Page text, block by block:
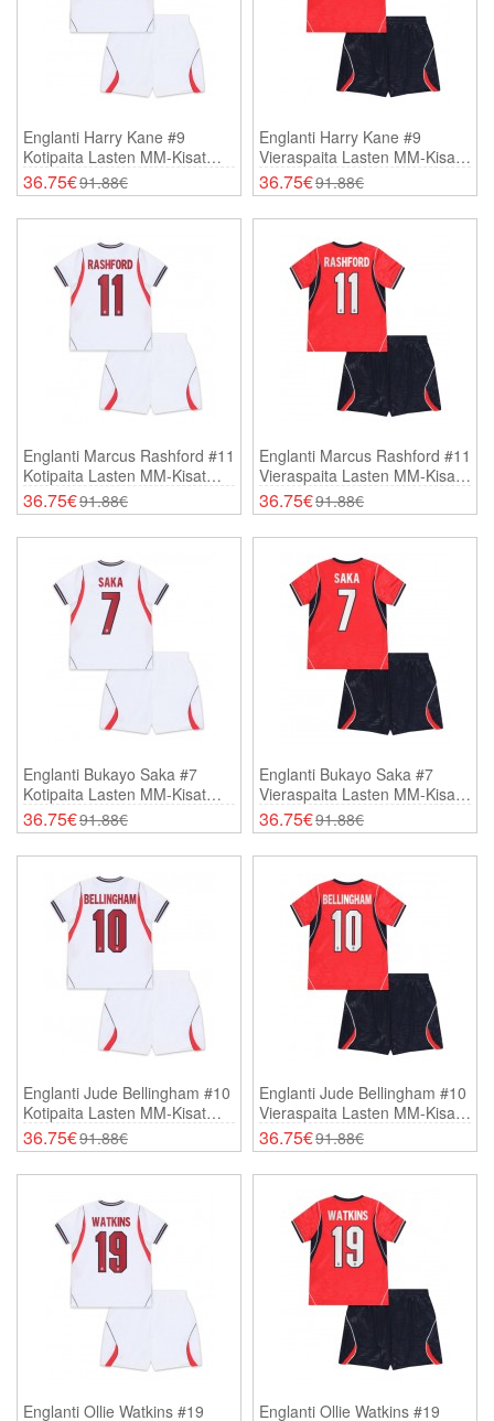
Englanti Harry Kane #9
Kotipaita Lasten MM-Kisat
2026 Lyhythihainen (+
Shortsit)
36.75€91.88€
Englanti Harry Kane #9
Vieraspaita Lasten MM-Kisat
2026 Lyhythihainen (+
Shortsit)
36.75€91.88€
Englanti Marcus Rashford #11
Kotipaita Lasten MM-Kisat
2026 Lyhythihainen (+
Shortsit)
36.75€91.88€
Englanti Marcus Rashford #11
Vieraspaita Lasten MM-Kisat
2026 Lyhythihainen (+
Shortsit)
36.75€91.88€
Englanti Bukayo Saka #7
Kotipaita Lasten MM-Kisat
2026 Lyhythihainen (+
Shortsit)
36.75€91.88€
Englanti Bukayo Saka #7
Vieraspaita Lasten MM-Kisat
2026 Lyhythihainen (+
Shortsit)
36.75€91.88€
Englanti Jude Bellingham #10
Kotipaita Lasten MM-Kisat
2026 Lyhythihainen (+
Shortsit)
36.75€91.88€
Englanti Jude Bellingham #10
Vieraspaita Lasten MM-Kisat
2026 Lyhythihainen (+
Shortsit)
36.75€91.88€
Englanti Ollie Watkins #19
Englanti Ollie Watkins #19